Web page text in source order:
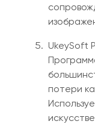
UkeySoft
потери